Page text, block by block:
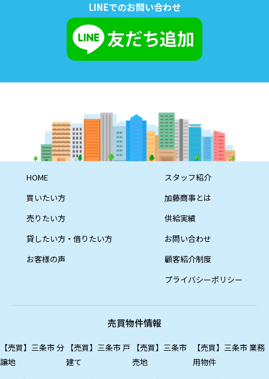
LINEでのお問い合わせ
HOME
買いたい方
売りたい方
貸したい方・借りたい方
お客様の声
スタッフ紹介
加藤商事とは
供給実績
お問い合わせ
顧客紹介制度
プライバシーポリシー
売買物件情報
【売買】三条市 分
譲地
【売買】三条市 戸
建て
【売買】三条市
売地
【売買】三条市 業務
用物件